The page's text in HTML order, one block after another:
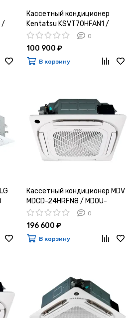
/
Кассетный кондиционер
Kentatsu KSVT70HFAN1 /
KSUTA70HFAN1
0
100 900 ₽
В корзину
Кассетный кондиционер MDV
MDCD-24HRFN8 / MDOU-
24HFN8
0
196 600 ₽
В корзину